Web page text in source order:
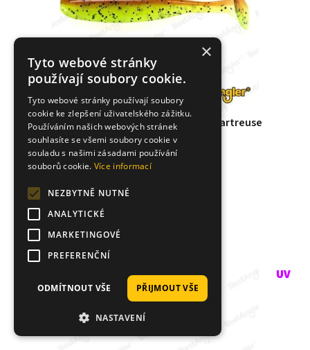
Keitech Easy Shiner 3" Motoroil / Chartreuse
189 Kč
DOČASNĚ VYPRODÁNO
×
Tyto webové stránky
používají soubory cookie.
Tyto webové stránky používají soubory
cookie ke zlepšení uživatelského zážitku.
Používáním našich webových stránek
souhlasíte se všemi soubory cookie v
souladu s našimi zásadami používání
souborů cookie. Více informací
NEZBYTNĚ NUTNÉ
ANALYTICKÉ
MARKETINGOVÉ
PREFERENČNÍ
PŘIJMOUT VŠE
ODMÍTNOUT VŠE
NASTAVENÍ